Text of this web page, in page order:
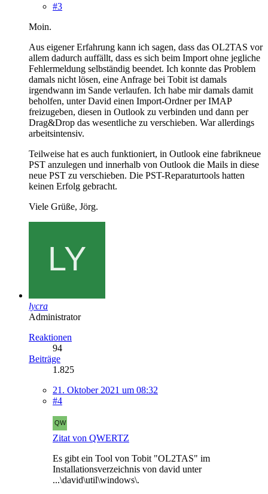
#3
Moin.
Aus eigener Erfahrung kann ich sagen, dass das OL2TAS vor
allem dadurch auffällt, dass es sich beim Import ohne jegliche
Fehlermeldung selbständig beendet. Ich konnte das Problem
damals nicht lösen, eine Anfrage bei Tobit ist damals
irgendwann im Sande verlaufen. Ich habe mir damals damit
beholfen, unter David einen Import-Ordner per IMAP
freizugeben, diesen in Outlook zu verbinden und dann per
Drag&Drop das wesentliche zu verschieben. War allerdings
arbeitsintensiv.
Teilweise hat es auch funktioniert, in Outlook eine fabrikneue
PST anzulegen und innerhalb von Outlook die Mails in diese
neue PST zu verschieben. Die PST-Reparaturtools hatten
keinen Erfolg gebracht.
Viele Grüße, Jörg.
lycra
Administrator
Reaktionen
94
Beiträge
1.825
21. Oktober 2021 um 08:32
#4
Zitat von QWERTZ
Es gibt ein Tool von Tobit "OL2TAS" im
Installationsverzeichnis von david unter
...\david\util\windows\.